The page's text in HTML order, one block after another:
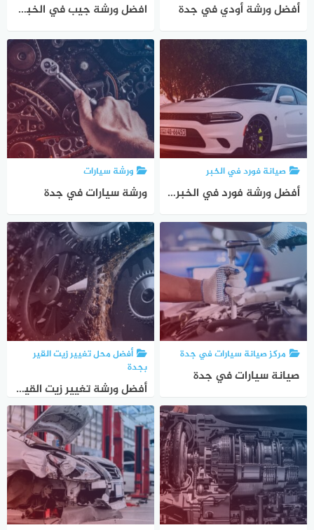
أفضل ورشة أودي في جدة افضل ورشة جيب في الخبر – الدمام – المنطقة الشرقية
صيانة فورد في الخبر
أفضل ورشة فورد في الخبر – الدمام – المنطقة الشرقية
ورشة سيارات
ورشة سيارات في جدة
مركز صيانة سيارات في جدة
صيانة سيارات في جدة
أفضل محل تغيير زيت القير
بجدة
أفضل ورشة تغيير زيت القير جدة